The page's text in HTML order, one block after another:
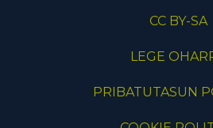
CC BY-SA
LEGE
PRIBATUTASUN